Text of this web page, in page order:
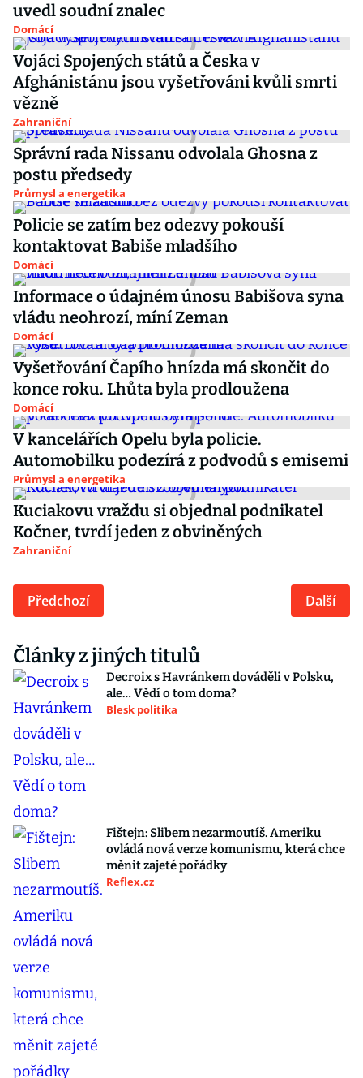
uvedl soudní znalec
Domácí
Vojáci Spojených států a Česka v
Afghánistánu jsou vyšetřováni kvůli smrti
vězně
Zahraniční
Správní rada Nissanu odvolala Ghosna z
postu předsedy
Průmysl a energetika
Policie se zatím bez odezvy pokouší
kontaktovat Babiše mladšího
Domácí
Informace o údajném únosu Babišova syna
vládu neohrozí, míní Zeman
Domácí
Vyšetřování Čapího hnízda má skončit do
konce roku. Lhůta byla prodloužena
Domácí
V kancelářích Opelu byla policie.
Automobilku podezírá z podvodů s emisemi
Průmysl a energetika
Kuciakovu vraždu si objednal podnikatel
Kočner, tvrdí jeden z obviněných
Zahraniční
Předchozí Další
Články z jiných titulů
Decroix s Havránkem dováděli v Polsku,
ale… Vědí o tom doma?
Blesk politika
Fištejn: Slibem nezarmoutíš. Ameriku
ovládá nová verze komunismu, která chce
měnit zajeté pořádky
Reflex.cz